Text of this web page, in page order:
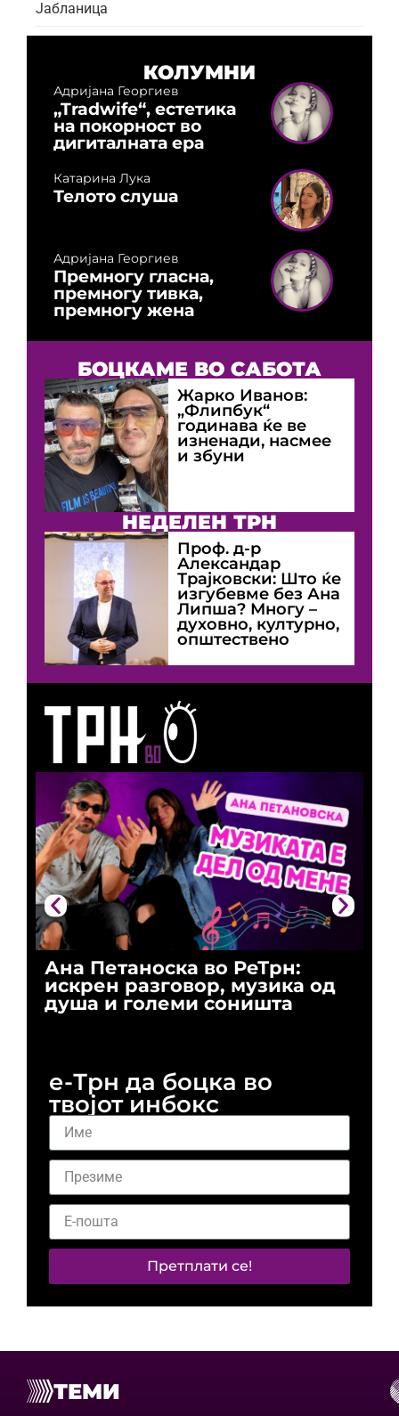
Јабланица
Ана Петаноска во РеТрн:
искрен разговор, музика од
душа и големи соништа
КОЛУМНИ
Адријана Георгиев
„Tradwife“, естетика
на покорност во
дигиталната ера
Катарина Лука
Телото слуша
Адријана Георгиев
Премногу гласна,
премногу тивка,
премногу жена
БОЦКАМЕ ВО САБОТА
Жарко Иванов:
„Флипбук“
годинава ќе ве
изненади, насмее
и збуни
НЕДЕЛЕН ТРН
Проф. д-р
Александар
Трајковски: Што ќе
изгубевме без Ана
Липша? Многу –
духовно, културно,
општествено
е-Трн да боцка во
твојот инбокс
Претплати се!
ТЕМИ